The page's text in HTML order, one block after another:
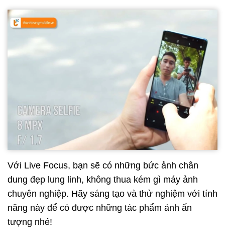
Với Live Focus, bạn sẽ có những bức ảnh chân
dung đẹp lung linh, không thua kém gì máy ảnh
chuyên nghiệp. Hãy sáng tạo và thử nghiệm với tính
năng này để có được những tác phẩm ảnh ấn
tượng nhé!